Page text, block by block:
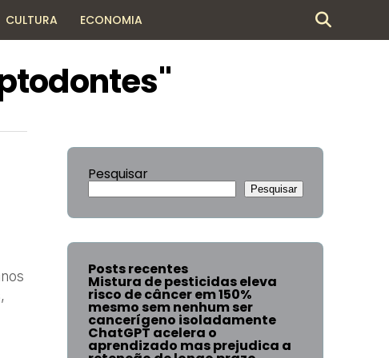
CULTURA ECONOMIA
Pesquisar
Pesquisar
Posts recentes
Mistura de pesticidas eleva
risco de câncer em 150%
mesmo sem nenhum ser
cancerígeno isoladamente
ChatGPT acelera o
aprendizado mas prejudica a